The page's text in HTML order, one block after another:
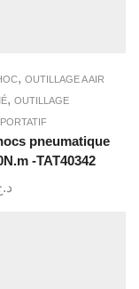
, OUTILLAGE A AIR
, OUTILLAGE
pneumatique
-TAT40342